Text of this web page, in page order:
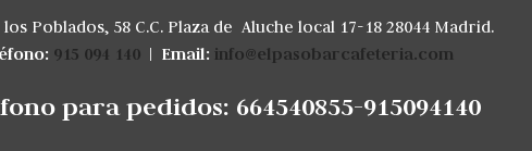
los Poblados, 58 C.C. Plaza de Aluche local 17-18 28044 Madrid.
915 094 140 | Email: info@elpasobarcafeteria.com
para pedidos: 664540855-915094140